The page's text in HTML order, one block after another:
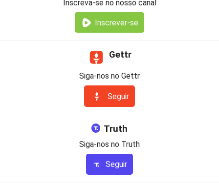
Inscreva-se no nosso canal
Inscrever-se
Gettr
Siga-nos no Gettr
Seguir
Truth
Siga-nos no Truth
Seguir